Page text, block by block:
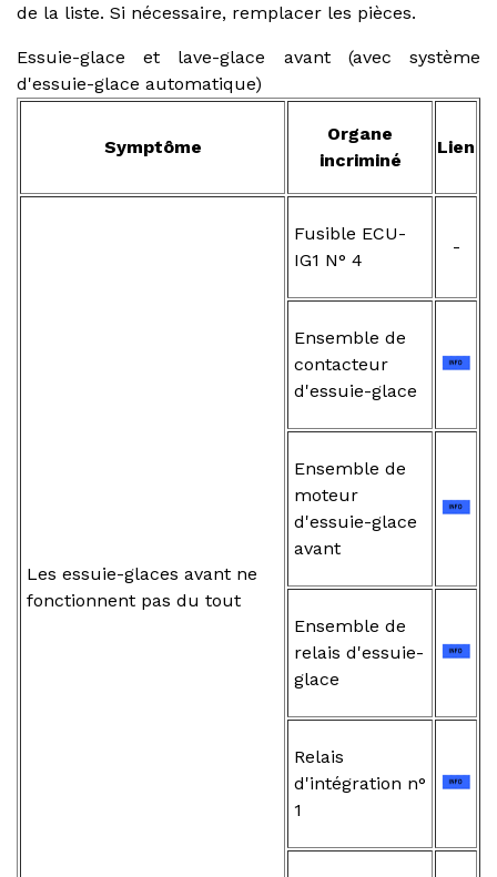
de la liste. Si nécessaire, remplacer les pièces.
Essuie-glace et lave-glace avant (avec système
d'essuie-glace automatique)
Symptôme
Organe
incriminé
Lien
Les essuie-glaces avant ne
fonctionnent pas du tout
Fusible ECU-
IG1 N° 4
-
Ensemble de
contacteur
d'essuie-glace
Ensemble de
moteur
d'essuie-glace
avant
Ensemble de
relais d'essuie-
glace
Relais
d'intégration n°
1